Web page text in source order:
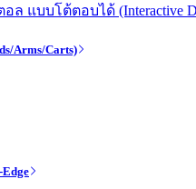
แบบโต้ตอบได้ (Interactive
Arms/Carts)